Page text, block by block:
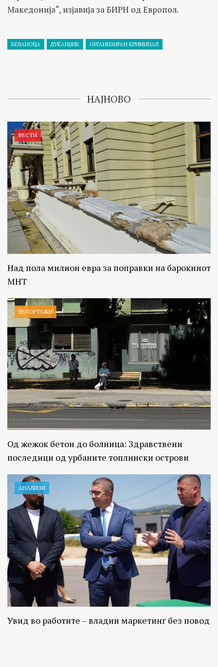
Македонија“, изјавија за БИРН од Европол.
БЕЛАНОЦА ДУЌАНЏИК ОРГАНИЗИРАН КРИМИНАЛ
НАЈНОВО
ВЕСТИ
Над пола милион евра за поправки на барокниот
МНТ
РЕПОРТАЖИ
Од жежок бетон до болница: Здравствени
последици од урбаните топлински острови
АНАЛИЗИ
Увид во работите – владин маркетинг без повод